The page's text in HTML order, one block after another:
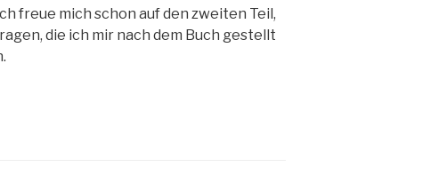
freue mich schon auf den zweiten Teil,
die ich mir nach dem Buch gestellt